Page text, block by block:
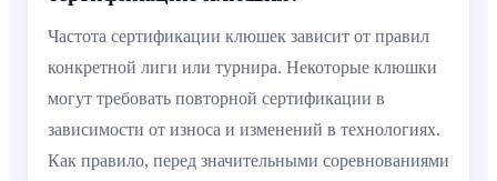
Частота сертификации клюшек зависит от правил
конкретной лиги или турнира. Некоторые клюшки
могут требовать повторной сертификации в
зависимости от износа и изменений в технологиях.
Как правило, перед значительными соревнованиями